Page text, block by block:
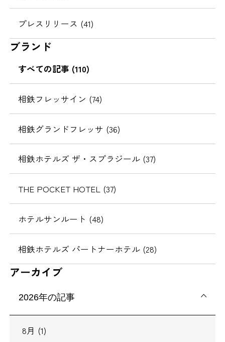
プレスリリース (41)
ブランド
すべての記事 (110)
相鉄フレッサイン (74)
相鉄グランドフレッサ (36)
相鉄ホテルズ ザ・スプラジール (37)
THE POCKET HOTEL (37)
ホテルサンルート (48)
相鉄ホテルズ パートナーホテル (28)
アーカイブ
2026年の記事
8月 (1)